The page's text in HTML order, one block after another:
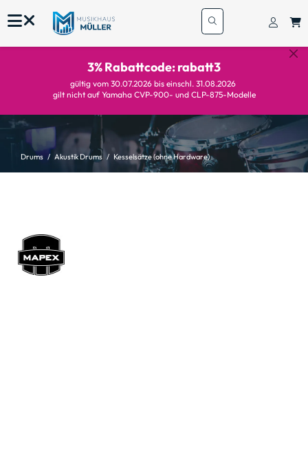
3% Rabattcode: rabatt3
gültig vom 30.07.2026 bis einschl. 31.08.2026
gilt nicht auf Yamaha CVP-900- und CLP-875-Modelle
Drums Akustik Drums Kesselsätze (ohne Hardware)